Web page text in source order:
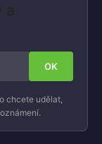
a
chcete udělat,